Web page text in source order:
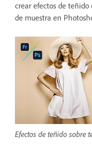
crear efectos de
de muestra en
Efectos de teñido sobre